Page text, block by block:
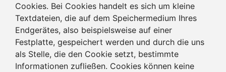
Cookies. Bei Cookies handelt es sich um kleine
Textdateien, die auf dem Speichermedium Ihres
Endgerätes, also beispielsweise auf einer
Festplatte, gespeichert werden und durch die uns
als Stelle, die den Cookie setzt, bestimmte
Informationen zufließen. Cookies können keine